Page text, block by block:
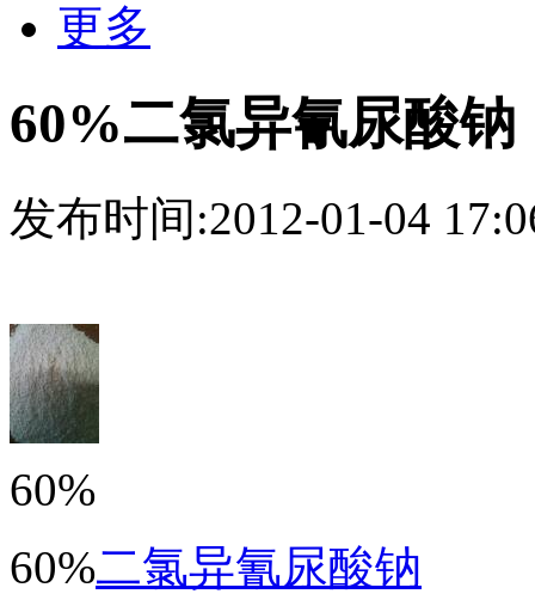
更多
60%二氯异氰尿酸钠
发布时间:2012-01-04
60%
60%二氯异氰尿酸钠